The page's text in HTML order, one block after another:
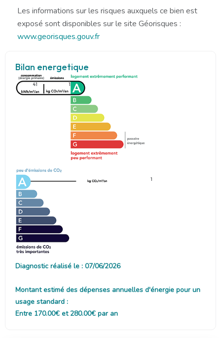
Les informations sur les risques auxquels ce bien est
exposé sont disponibles sur le site Géorisques :
www.georisques.gouv.fr
Bilan energetique
41 1
1
Diagnostic réalisé le : 07/06/2026
Montant estimé des dépenses annuelles d'énergie pour un
usage standard :
Entre 170.00€ et 280.00€ par an